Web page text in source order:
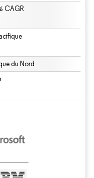
CAGR
du Nord
nécessite une attribution sous CC